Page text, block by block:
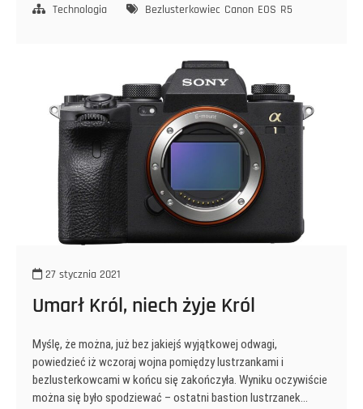
przeszłości
Technologia Bezlusterkowiec Canon EOS R5
27 stycznia 2021
Umarł Król, niech żyje Król
Myślę, że można, już bez jakiejś wyjątkowej odwagi,
powiedzieć iż wczoraj wojna pomiędzy lustrzankami i
bezlusterkowcami w końcu się zakończyła. Wyniku oczywiście
można się było spodziewać – ostatni bastion lustrzanek…